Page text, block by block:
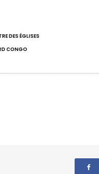
DES ÉGLISES
CONGO